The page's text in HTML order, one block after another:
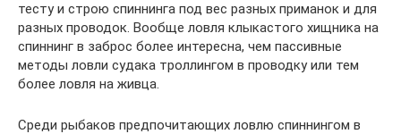
тесту и строю спиннинга под вес разных приманок и для
разных проводок. Вообще ловля клыкастого хищника на
спиннинг в заброс более интересна, чем пассивные
методы ловли судака троллингом в проводку или тем
более ловля на живца.
Среди рыбаков предпочитающих ловлю спиннингом в